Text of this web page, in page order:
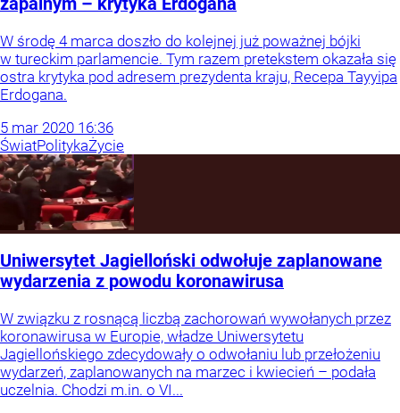
W środę 4 marca doszło do kolejnej już poważnej bójki
w tureckim parlamencie. Tym razem pretekstem okazała się
ostra krytyka pod adresem prezydenta kraju, Recepa Tayyipa
Erdogana.
5 mar 2020 16:36
ŚwiatPolitykaŻycie
Uniwersytet Jagielloński odwołuje zaplanowane
wydarzenia z powodu koronawirusa
W związku z rosnącą liczbą zachorowań wywołanych przez
koronawirusa w Europie, władze Uniwersytetu
Jagiellońskiego zdecydowały o odwołaniu lub przełożeniu
wydarzeń, zaplanowanych na marzec i kwiecień – podała
uczelnia. Chodzi m.in. o VI...